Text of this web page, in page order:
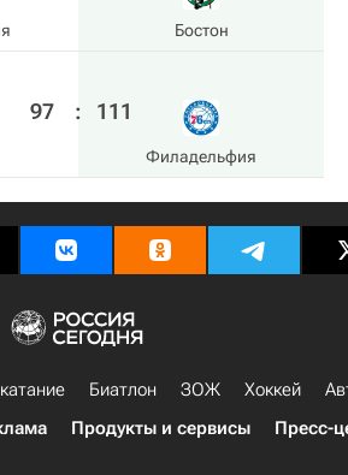
Бостон
97 : 111
Филадельфия
Биатлон ЗОЖ Хоккей
Продукты и сервисы Пресс-